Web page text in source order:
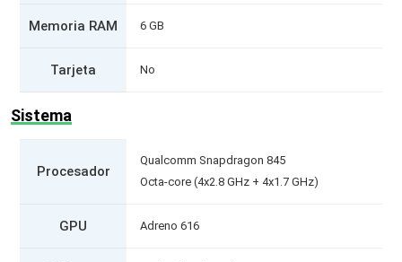
Memoria RAM 6 GB
Tarjeta No
Sistema
Procesador
Qualcomm Snapdragon 845
Octa-core (4x2.8 GHz + 4x1.7 GHz)
GPU Adreno 616